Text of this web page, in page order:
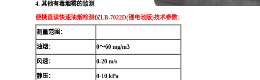
4. 其他有毒烟雾的监测
便携直读快速油烟检测仪LB-7022D(锂电池版)技术参数：
测量范围：
油烟： 0～60 mg/m3
风速： 0-20 m/s
静压： 0-10 kPa